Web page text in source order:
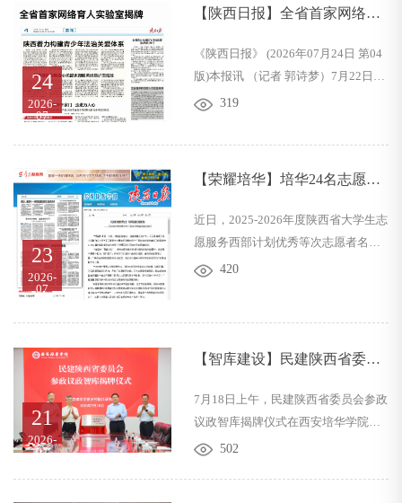
亮出席活动。各市、县（...
科研领域扎实的研究实力、雄厚的师
据悉，2026年度陕西省体育局常规科
研课题全省共立项2695项。本年度课
题申报评审紧扣体育事业高质量发展
产业升级、群众体育发展等核心领
域，持续优化评审导向，...
24
2026-
07
【陕西日报】全省首家网络育
《陕西日报》 (2026年07月24日 第04
版)本报讯 （记者 郭诗梦）7月22日，
记者从西安培华学院获悉：该校“红旗
行。该实验室为全省首家网络育人实
传统意义上的封闭式科研场所，而是
通过线上线下深度融合，集红色内容
生产、网络IP孵化与沉浸式实践教育
我们积极开展老兵寻访与红色故事宣
来，...
319
23
2026-
07
【荣耀培华】培华24名志愿者
近日，2025-2026年度陕西省大学生志
愿服务西部计划优秀等次志愿者名单
正式公示。学校24名志愿者获评省级
育人工作结出的丰厚果实。西安培华
服务西部计划先进集体，多名志愿者
获“全国优秀志愿者”称号和“陕西省优
秀志愿者”，收获亮眼成效得益于学校
420
21
2026-
07
【智库建设】民建陕西省委员
7月18日上午，民建陕西省委员会参政
议政智库揭牌仪式在西安培华学院举
行。民建中央副主席、民建陕西省委
502